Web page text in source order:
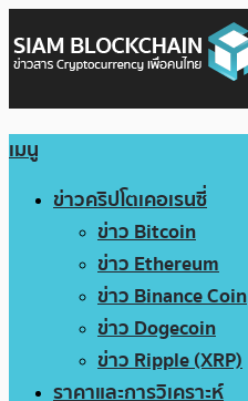
เมนู
ข่าวคริปโตเคอเรนซี่
ข่าว Bitcoin
ข่าว Ethereum
ข่าว Binance Coin
ข่าว Dogecoin
ข่าว Ripple (XRP)
ราคาและการวิเคราะห์